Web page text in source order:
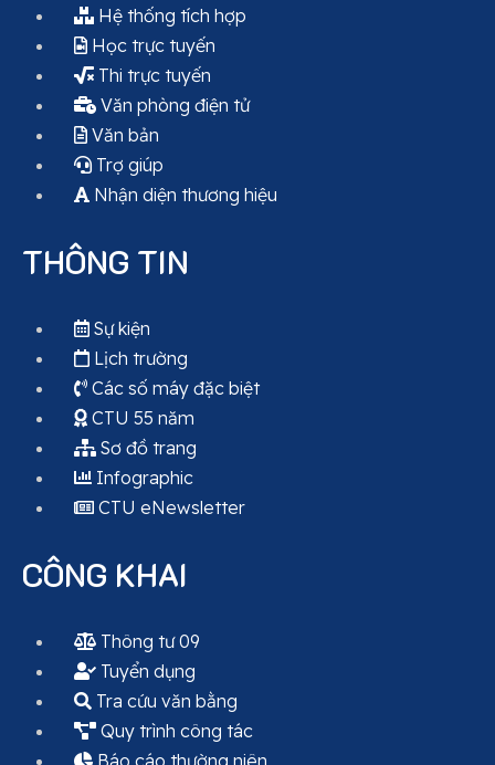
Hệ thống tích hợp
Học trực tuyến
Thi trực tuyến
Văn phòng điện tử
Văn bản
Trợ giúp
Nhận diện thương hiệu
THÔNG TIN
Sự kiện
Lịch trường
Các số máy đặc biệt
CTU 55 năm
Sơ đồ trang
Infographic
CTU eNewsletter
CÔNG KHAI
Thông tư 09
Tuyển dụng
Tra cứu văn bằng
Quy trình công tác